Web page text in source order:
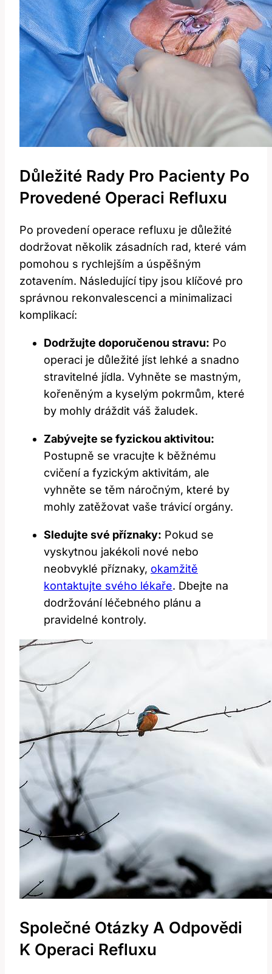
Důležité Rady Pro Pacienty ​po
Provedené Operaci Refluxu
Po‌ provedení ​operace refluxu je důležité
‍dodržovat několik ‍zásadních rad, které vám
pomohou s rychlejším a úspěšným
zotavením. Následující tipy jsou klíčové ⁢pro
správnou ‍rekonvalescenci a minimalizaci
komplikací:
Dodržujte doporučenou stravu: Po
operaci je důležité jíst lehké a snadno
stravitelné jídla.⁣ Vyhněte se mastným,
kořeněným a kyselým pokrmům, které
by mohly dráždit váš žaludek.
Zabývejte se fyzickou aktivitou:
Postupně se vracujte k běžnému
cvičení a fyzickým aktivitám, ale
vyhněte se těm náročným, které by
mohly zatěžovat ‌vaše⁢ trávicí ⁣orgány.
Sledujte své příznaky: Pokud se⁤
vyskytnou jakékoli nové nebo
neobvyklé příznaky, okamžitě
kontaktujte svého lékaře. Dbejte na
dodržování léčebného​ plánu a
pravidelné‍ kontroly.
Společné Otázky A Odpovědi
K Operaci Refluxu